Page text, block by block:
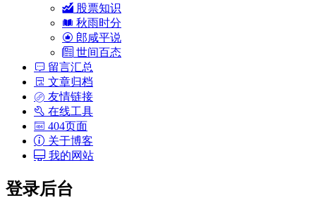
股票知识
秋雨时分
郎咸平说
世间百态
留言汇总
文章归档
友情链接
在线工具
404页面
关于博客
我的网站
登录后台